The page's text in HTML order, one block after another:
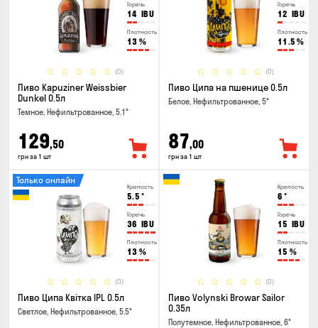
Горечь
14 IBU
Плотность
13 %
(0)
Пиво Kapuziner Weissbier
Dunkel 0.5л
Темное, Нефильтрованное, 5.1°
129,50
грн за 1 шт
Горечь
12 IBU
Плотность
11.5 %
(0)
Пиво Ципа на пшенице 0.5л
Белое, Нефильтрованное, 5°
87,00
грн за 1 шт
Крепость
5.5 °
Горечь
36 IBU
Плотность
13 %
(0)
Только онлайн
Пиво Ципа Квітка IPL 0.5л
Светлое, Нефильтрованное, 5.5°
Крепость
6 °
Горечь
15 IBU
Плотность
15 %
(0)
Пиво Volynski Browar Sailor
0.35л
Полутемное, Нефильтрованное, 6°